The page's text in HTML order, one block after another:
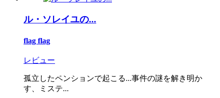
ル・ソレイユの...
flag flag
レビュー
孤立したペンションで起こる...事件の謎を解き明か
す、ミステ...